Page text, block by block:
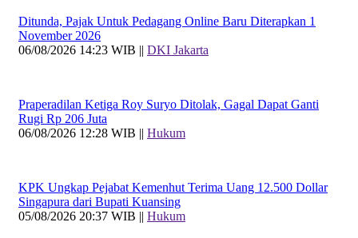
Ditunda, Pajak Untuk Pedagang Online Baru Diterapkan 1
November 2026
06/08/2026 14:23 WIB || DKI Jakarta
Praperadilan Ketiga Roy Suryo Ditolak, Gagal Dapat Ganti
Rugi Rp 206 Juta
06/08/2026 12:28 WIB || Hukum
KPK Ungkap Pejabat Kemenhut Terima Uang 12.500 Dollar
Singapura dari Bupati Kuansing
05/08/2026 20:37 WIB || Hukum